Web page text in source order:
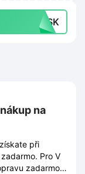
PXSK
na
při
Pro V
zadarmo